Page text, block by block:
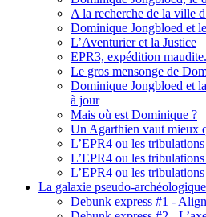
A la recherche de la ville
Dominique Jongbloed et
L’Aventurier et la Justice
EPR3, expédition
Le gros mensonge de
Dominique Jongbloed et
à jour
Mais où est Dominique ?
Un Agarthien vaut mieux
L’EPR4 ou les
L’EPR4 ou les
L’EPR4 ou les
La galaxie pseudo-
Debunk express #1 -